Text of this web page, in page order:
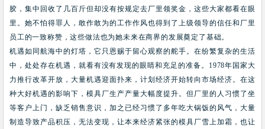
胶，集中回收了几百斤但却没有按规定去厂里领奖金，这些大家都看在眼
里。她不怕得罪人，敢作敢为的工作作风也得到了上级领导的信任和厂里
员工的一致称赞，这些做法也为她未来在商界的发展奠定了基础。
机遇如同航海中的灯塔，它只恩赐于留心观察的舵手。在纷繁复杂的生活
中，处处存在机遇，就看有没有发现的眼睛和充足的准备。 1978年国家大
力推行改革开放，大量机遇迎面扑来，计划经济开始转向市场经济。在这
种大好机遇的影响下，模具厂生产产量大幅度提升。但厂里的人习惯了坐
等客户上门，缺乏销售意识，加之已经习惯了多年吃大锅饭的风气，大量
制造导致产品积压，无法变现，让本来经济紧张的模具厂雪上加霜，也让